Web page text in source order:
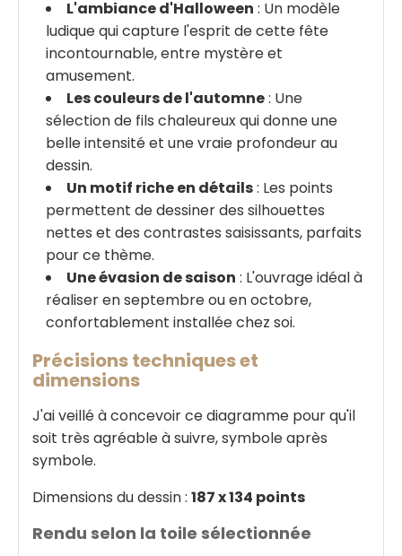
L'ambiance d'Halloween : Un modèle
ludique qui capture l'esprit de cette fête
incontournable, entre mystère et
amusement.
Les couleurs de l'automne: Une
sélection de fils chaleureux qui donne une
belle intensité et une vraie profondeur au
dessin.
Un motif riche en détails: Les points
permettent de dessiner des silhouettes
nettes et des contrastes saisissants, parfaits
pour ce thème.
Une évasion de saison : L'ouvrage idéal à
réaliser en septembre ou en octobre,
confortablement installée chez soi.
Précisions techniques et
dimensions
J'ai veillé à concevoir ce diagramme pour qu'il
soit très agréable à suivre, symbole après
symbole.
Dimensions du dessin : 187 x 134 points
Rendu selon la toile sélectionnée